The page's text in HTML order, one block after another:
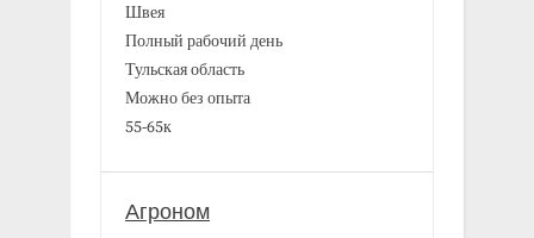
Швея
Полный рабочий день
Тульская область
Можно без опыта
55-65к
Агроном